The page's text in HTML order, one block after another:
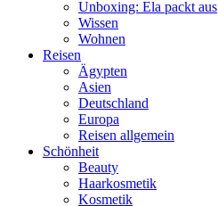
Unboxing: Ela packt aus
Wissen
Wohnen
Reisen
Ägypten
Asien
Deutschland
Europa
Reisen allgemein
Schönheit
Beauty
Haarkosmetik
Kosmetik